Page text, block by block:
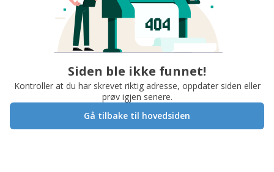
Siden ble ikke funnet!
Kontroller at du har skrevet riktig adresse, oppdater siden eller
prøv igjen senere.